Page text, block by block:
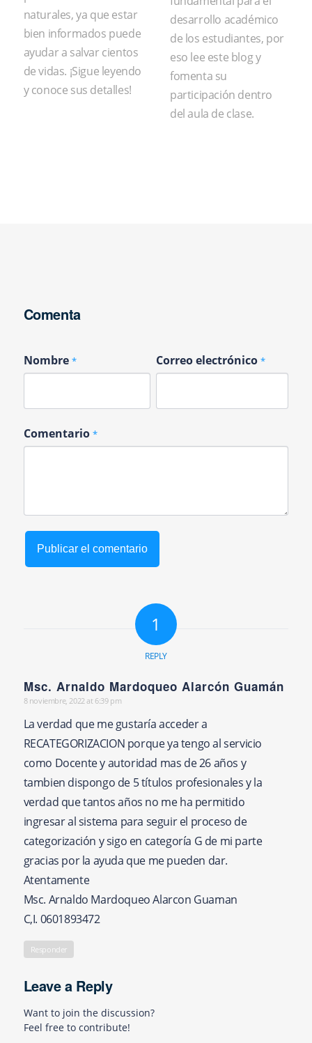
naturales, ya que estar
bien informados puede
ayudar a salvar cientos
de vidas. ¡Sigue leyendo
y conoce sus detalles!
desarrollo académico
de los estudiantes, por
eso lee este blog y
fomenta su
participación dentro
del aula de clase.
Comenta
Nombre * Correo electrónico *
Comentario *
1
REPLY
Msc. Arnaldo Mardoqueo Alarcón Guamán
says:
8 noviembre, 2022 at 6:39 pm
La verdad que me gustaría acceder a
RECATEGORIZACION porque ya tengo al servicio
como Docente y autoridad mas de 26 años y
tambien dispongo de 5 títulos profesionales y la
verdad que tantos años no me ha permitido
ingresar al sistema para seguir el proceso de
categorización y sigo en categoría G de mi parte
gracias por la ayuda que me pueden dar.
Atentamente
Msc. Arnaldo Mardoqueo Alarcon Guaman
C,I. 0601893472
Responder
Leave a Reply
Want to join the discussion?
Feel free to contribute!